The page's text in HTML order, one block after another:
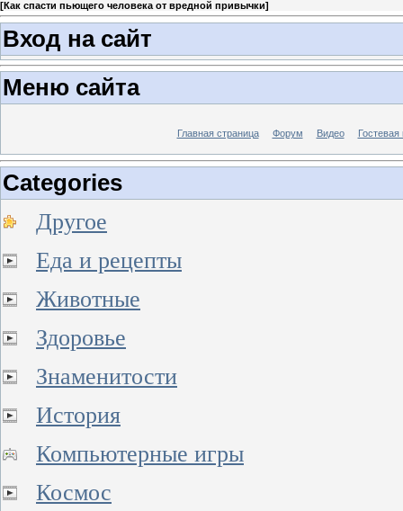
[Как спасти пьющего человека от вредной привычки]
Вход на сайт
Меню сайта
Главная страница Форум Видео Гостевая
Categories
Другое
Еда и рецепты
Животные
Здоровье
Знаменитости
История
Компьютерные игры
Космос